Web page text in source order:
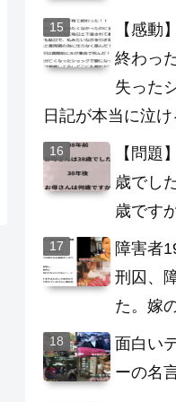
【感動
終わっ
失った
日記が本当に泣け
【問題
歳でし
歳です
障害者
刑囚、
た。嫁
面白い
ーの名